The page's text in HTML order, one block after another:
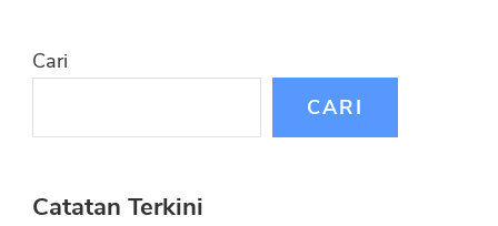
Cari
CARI
Catatan Terkini